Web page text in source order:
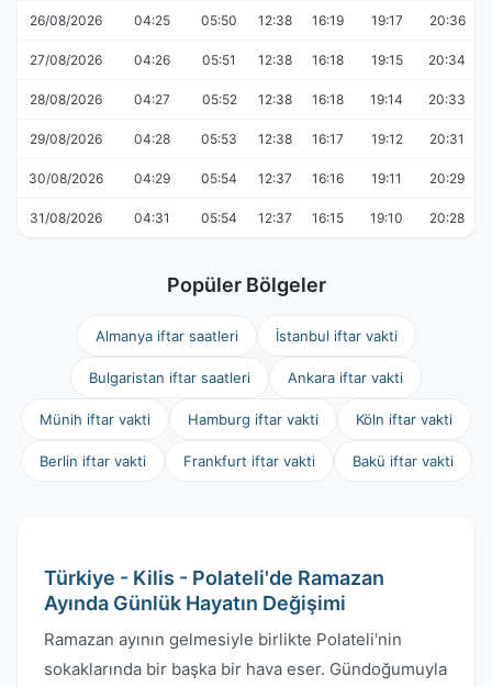
26/08/2026 04:25 05:50 12:38 16:19 19:17 20:36
27/08/2026 04:26 05:51 12:38 16:18 19:15 20:34
28/08/2026 04:27 05:52 12:38 16:18 19:14 20:33
29/08/2026 04:28 05:53 12:38 16:17 19:12 20:31
30/08/2026 04:29 05:54 12:37 16:16 19:11 20:29
31/08/2026 04:31 05:54 12:37 16:15 19:10 20:28
Popüler Bölgeler
Almanya iftar saatleri İstanbul iftar vakti
Bulgaristan iftar saatleri Ankara iftar vakti
Münih iftar vakti Hamburg iftar vakti Köln iftar vakti
Berlin iftar vakti Frankfurt iftar vakti Bakü iftar vakti
Türkiye - Kilis - Polateli'de Ramazan
Ayında Günlük Hayatın Değişimi
Ramazan ayının gelmesiyle birlikte Polateli'nin
sokaklarında bir başka bir hava eser. Gündoğumuyla